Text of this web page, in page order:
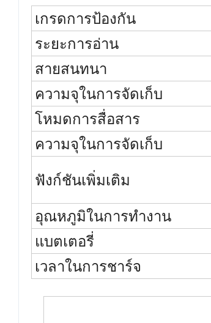
เกรดการป้องกัน
ระยะการอ่าน
สายสนทนา
ความจุในการจัดเก็บ
โหมดการสื่อสาร
ความจุในการจัดเก็บ
ฟังก์ชันเพิ่มเติม
อุณหภูมิในการทำงาน
แบตเตอรี่
เวลาในการชาร์จ